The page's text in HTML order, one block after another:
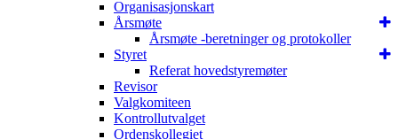
Organisasjonskart
Årsmøte
Årsmøte -beretninger og protokoller
Styret
Referat hovedstyremøter
Revisor
Valgkomiteen
Kontrollutvalget
Ordenskollegiet